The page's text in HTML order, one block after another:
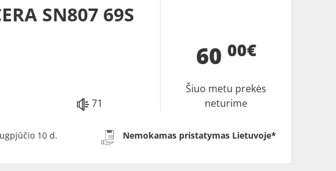
SN807 69S
71
60 00€
Šiuo metu prekės
neturime
10 d. Nemokamas pristatymas Lietuvoje*